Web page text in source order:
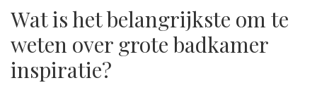
Wat is het belangrijkste om te
weten over grote badkamer
inspiratie?